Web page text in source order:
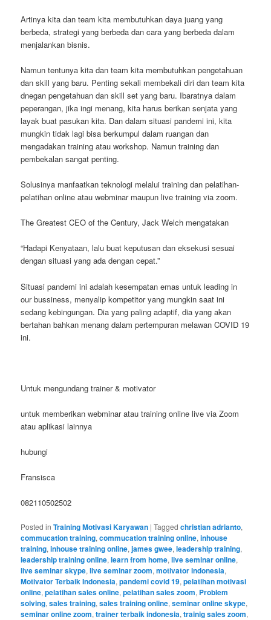
Artinya kita dan team kita membutuhkan daya juang yang
berbeda, strategi yang berbeda dan cara yang berbeda dalam
menjalankan bisnis.
Namun tentunya kita dan team kita membutuhkan pengetahuan
dan skill yang baru. Penting sekali membekali diri dan team kita
dnegan pengetahuan dan skill set yang baru. Ibaratnya dalam
peperangan, jika ingi menang, kita harus berikan senjata yang
layak buat pasukan kita. Dan dalam situasi pandemi ini, kita
mungkin tidak lagi bisa berkumpul dalam ruangan dan
mengadakan training atau workshop. Namun training dan
pembekalan sangat penting.
Solusinya manfaatkan teknologi melalui training dan pelatihan-
pelatihan online atau webminar maupun live training via zoom.
The Greatest CEO of the Century, Jack Welch mengatakan
“Hadapi Kenyataan, lalu buat keputusan dan eksekusi sesuai
dengan situasi yang ada dengan cepat.”
Situasi pandemi ini adalah kesempatan emas untuk leading in
our bussiness, menyalip kompetitor yang mungkin saat ini
sedang kebingungan. Dia yang paling adaptif, dia yang akan
bertahan bahkan menang dalam pertempuran melawan COVID 19
ini.
Untuk mengundang trainer & motivator
untuk memberikan webminar atau training online live via Zoom
atau aplikasi lainnya
hubungi
Fransisca
082110502502
Posted in Training Motivasi Karyawan |Tagged christian adrianto,
commucation training,commucation training online,inhouse
training,inhouse training online,james gwee,leadership training,
leadership training online,learn from home,live seminar online,
live seminar skype,live seminar zoom,motivator indonesia,
Motivator Terbaik Indonesia,pandemi covid 19,pelatihan motivasi
online,pelatihan sales online,pelatihan sales zoom, Problem
solving,sales training,sales training online,seminar online skype,
seminar online zoom,trainer terbaik indonesia,trainig sales zoom,